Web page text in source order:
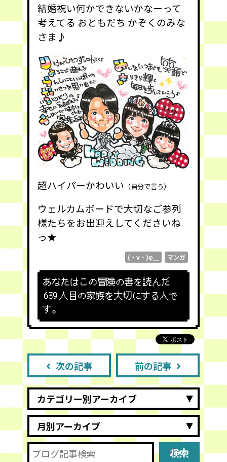
結婚祝い何かできないかなーって
考えてる おともだち かぞくのみな
さま♪
超ハイパーかわいい （自分で言う）
ウェルカムボードで大切なご参列
様たちをお出迎えしてくださいね
っ★
(・v・)φ＿ マンガ
あなたはこの冒険の書を読んだ
639 人目の家族を大切にする人で
す。
次の記事 前の記事